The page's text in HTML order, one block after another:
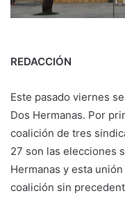
REDACCIÓN
Este pasado viernes
Dos Hermanas. Por
coalición de tres
27 son las elecciones
Hermanas y esta
coalición sin